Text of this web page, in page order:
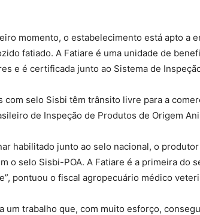
momento, o estabelecimento está apto a
fatiado. A Fatiare é uma unidade de
e é certificada junto ao Sistema de
com selo Sisbi têm trânsito livre para a
de Inspeção de Produtos de Origem
habilitado junto ao selo nacional, o
o selo Sisbi-POA. A Fatiare é a primeira
pontuou o fiscal agropecuário médico
um trabalho que, com muito esforço,